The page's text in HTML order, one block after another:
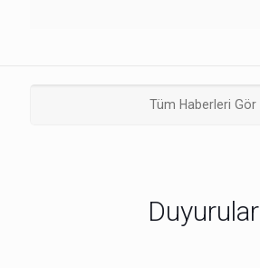
Tüm Haberleri Gör
Duyurular